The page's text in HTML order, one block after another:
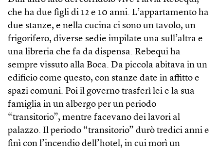
che ha due figli di 12 e 10 anni. L’appartamento ha
due stanze, e nella cucina ci sono un tavolo, un
frigorifero, diverse sedie impilate una sull’altra e
una libreria che fa da dispensa. Rebequi ha
sempre vissuto alla Boca. Da piccola abitava in un
edificio come questo, con stanze date in affitto e
spazi comuni. Poi il governo trasferì lei e la sua
famiglia in un albergo per un periodo
“transitorio”, mentre facevano dei lavori al
palazzo. Il periodo “transitorio” durò tredici anni e
finì con l’incendio dell’hotel, in cui morì un